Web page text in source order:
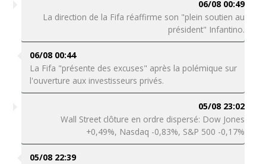
06/08 00:49
La direction de la Fifa réaffirme son "plein soutien au
président" Infantino.
06/08 00:44
La Fifa "présente des excuses" après la polémique sur
l'ouverture aux investisseurs privés.
05/08 23:02
Wall Street clôture en ordre dispersé: Dow Jones
+0,49%, Nasdaq -0,83%, S&P 500 -0,17%
05/08 22:39